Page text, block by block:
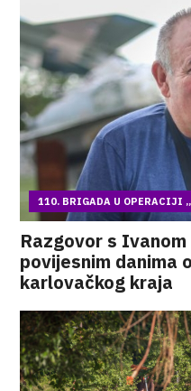
110. BRIGADA U OPERACIJI
Razgovor s
povijesnim danima
karlovačkog kraja